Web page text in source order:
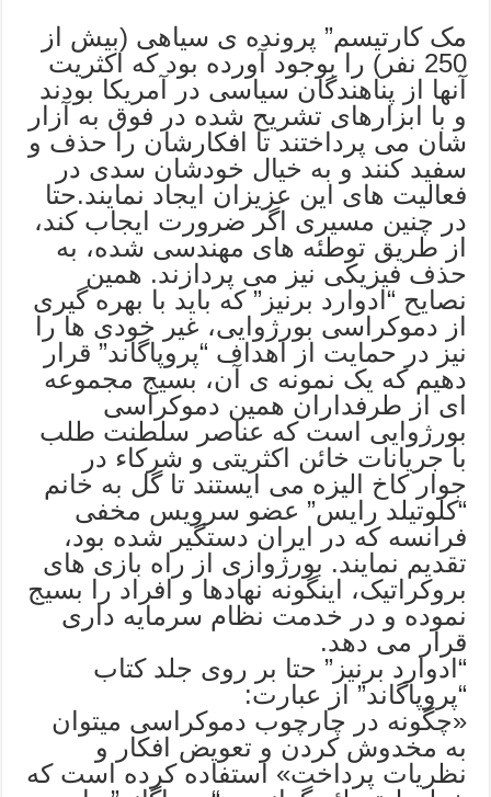
مک کارتیسم” پرونده ی سیاهی (بیش از
250 نفر) را بوجود آورده بود که اکثریت
آنها از پناهندگان سیاسی در آمریکا بودند
و با ابزارهای تشریح شده در فوق به آزار
شان می پرداختند تا افکارشان را حذف و
سفید کنند و به خیال خودشان سدی در
فعالیت های این عزیزان ایجاد نمایند.حتا
در چنین مسیری اگر ضرورت ایجاب کند،
از طریق توطئه های مهندسی شده، به
حذف فیزیکی نیز می پردازند. همین
نصایح “ادوارد برنیز” که باید با بهره گیری
از دموکراسی بورژوایی، غیر خودی ها را
نیز در حمایت از اهداف “پروپاگاند” قرار
دهیم که یک نمونه ی آن، بسیج مجموعه
ای از طرفداران همین دموکراسی
بورژوایی است که عناصر سلطنت طلب
با جریانات خائن اکثریتی و شرکاء در
جوار کاخ الیزه می ایستند تا گل به خانم
“کلوتیلد رایس” عضو سرویس مخفی
فرانسه که در ایران دستگیر شده بود،
تقدیم نمایند. بورژوازی از راه بازی های
بروکراتیک، اینگونه نهادها و افراد را بسیج
نموده و در خدمت نظام سرمایه داری
قرار می دهد.
“ادوارد برنیز” حتا بر روی جلد کتاب
“پروپاگاند” از عبارت:
«چگونه در چارچوب دموکراسی میتوان
به مخدوش کردن و تعویض افکار و
نظریات پرداخت» استفاده کرده است که